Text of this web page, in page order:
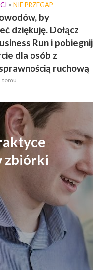
• NIE PRZEGAP
by
dziękuję. Dołącz
Run i pobiegnij
dla osób z
ruchową
temu
zbiórki